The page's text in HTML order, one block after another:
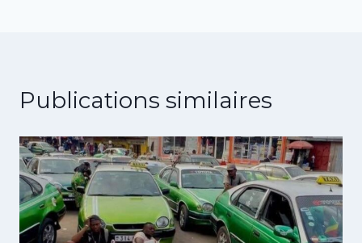
Publications similaires